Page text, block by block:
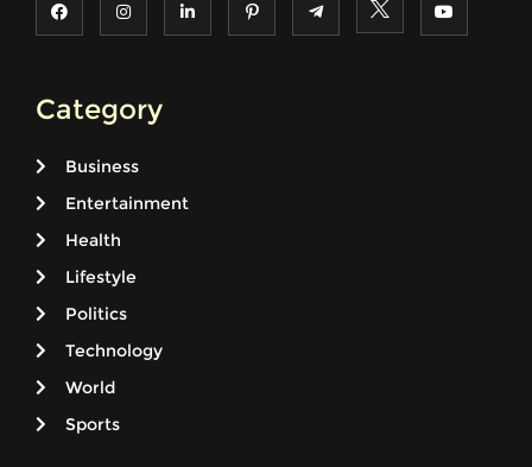
Category
Business
Entertainment
Health
Lifestyle
Politics
Technology
World
Sports